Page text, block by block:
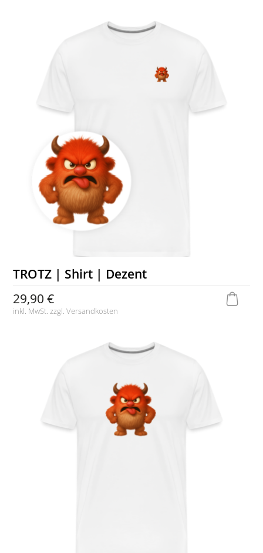
TROTZ | Shirt | Dezent
29,90 €
inkl. MwSt. zzgl.Versandkosten